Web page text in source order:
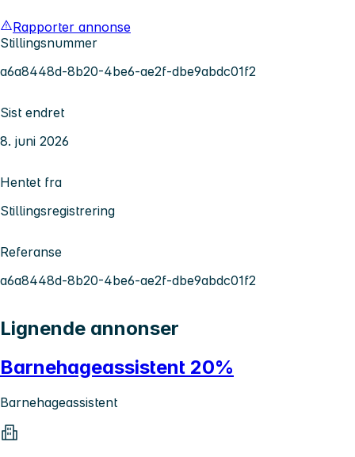
Rapporter annonse
Stillingsnummer
a6a8448d-8b20-4be6-ae2f-dbe9abdc01f2
Sist endret
8. juni 2026
Hentet fra
Stillingsregistrering
Referanse
a6a8448d-8b20-4be6-ae2f-dbe9abdc01f2
Lignende annonser
Barnehageassistent 20%
Barnehageassistent